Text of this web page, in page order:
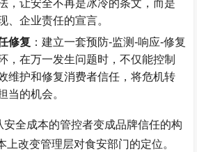
，让安全不再是冰冷的条文，而是
、企业责任的宣言。
修复 ：建立一套预防-监测-响应-修复
，在万一发生问题时，不仅能控制
维护和修复消费者信任，将危机转
当的机会。
安全成本的管控者变成品牌信任的构
上改变管理层对食安部门的定位。